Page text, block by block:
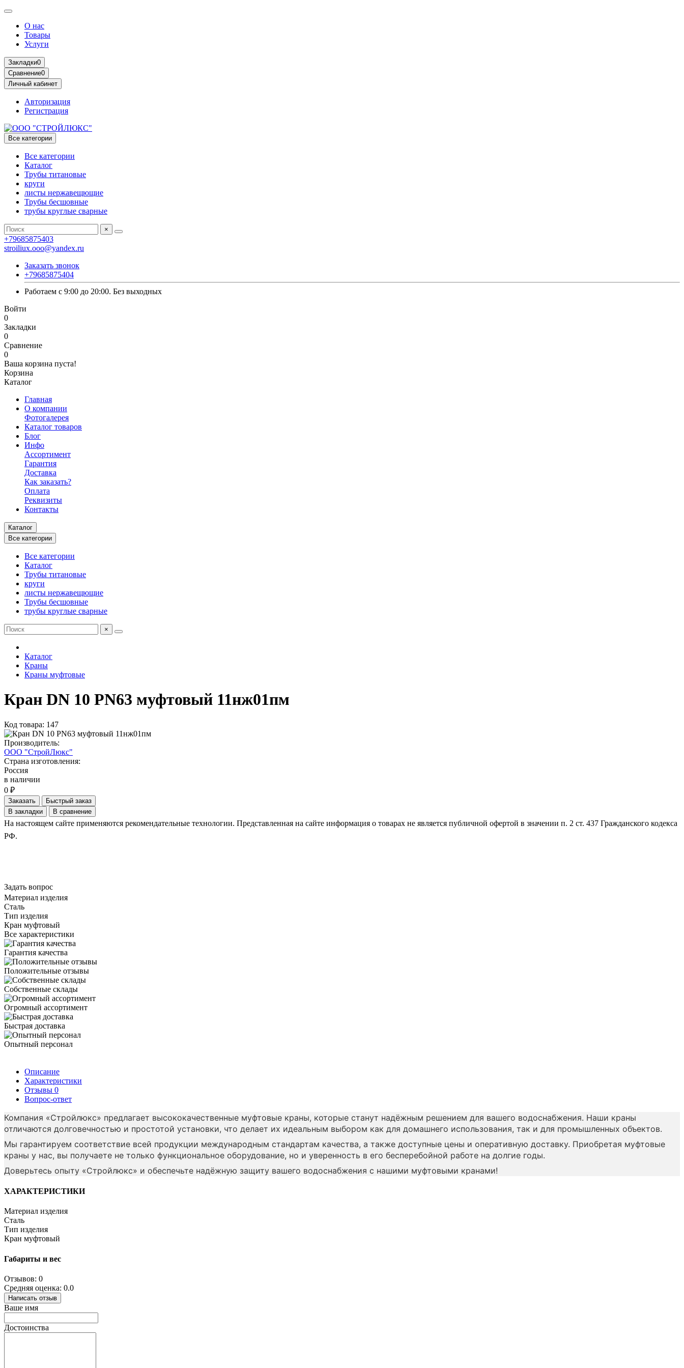
О нас
Товары
Услуги
Закладки0
Сравнение0
Личный кабинет
Авторизация
Регистрация
Все категории
Все категории
Каталог
Трубы титановые
круги
листы нержавещющие
Трубы бесшовные
трубы круглые сварные
×
+79685875403
stroiliux.ooo@yandex.ru
Заказать звонок
+79685875404
Работаем с 9:00 до 20:00. Без выходных
Войти
0
Закладки
0
Сравнение
0
Ваша корзина пуста!
Корзина
Каталог
Главная
О компании
Фотогалерея
Каталог товаров
Блог
Инфо
Ассортимент
Гарантия
Доставка
Как заказать?
Оплата
Реквизиты
Контакты
Каталог
Все категории
Все категории
Каталог
Трубы титановые
круги
листы нержавещющие
Трубы бесшовные
трубы круглые сварные
×
Каталог
Краны
Краны муфтовые
Кран DN 10 PN63 муфтовый 11нж01пм
Код товара: 147
Производитель:
ООО "СтройЛюкс"
Страна изготовления:
Россия
в наличии
0 ₽
Заказать
Быстрый заказ
В закладки
В сравнение
На настоящем сайте применяются рекомендательные технологии. Представленная на сайте информация о товарах не является публичной офертой в значении п. 2 ст. 437 Гражданского кодекса
РФ.
Задать вопрос
Материал изделия
Сталь
Тип изделия
Кран муфтовый
Все характеристики
Гарантия качества
Положительные отзывы
Собственные склады
Огромный ассортимент
Быстрая доставка
Опытный персонал
Описание
Характеристики
Отзывы 0
Вопрос-ответ
Компания «Стройлюкс» предлагает высококачественные муфтовые краны, которые станут надёжным решением для вашего водоснабжения. Наши краны
отличаются долговечностью и простотой установки, что делает их идеальным выбором как для домашнего использования, так и для промышленных объектов.
Мы гарантируем соответствие всей продукции международным стандартам качества, а также доступные цены и оперативную доставку. Приобретая муфтовые
краны у нас, вы получаете не только функциональное оборудование, но и уверенность в его бесперебойной работе на долгие годы.
Доверьтесь опыту «Стройлюкс» и обеспечьте надёжную защиту вашего водоснабжения с нашими муфтовыми кранами!
ХАРАКТЕРИСТИКИ
Материал изделия
Сталь
Тип изделия
Кран муфтовый
Габариты и вес
Отзывов: 0
Средняя оценка: 0.0
Написать отзыв
Ваше имя
Достоинства